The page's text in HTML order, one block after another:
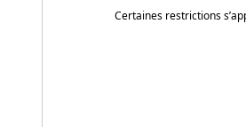
Certaines restrictions